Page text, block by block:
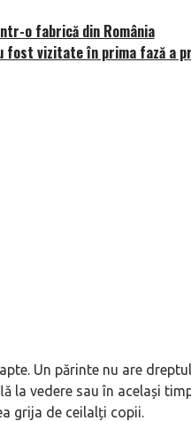
o fabrică din România
fost vizitate în prima fază a
Un părinte nu are
la vedere sau în același
grija de ceilalți copii.